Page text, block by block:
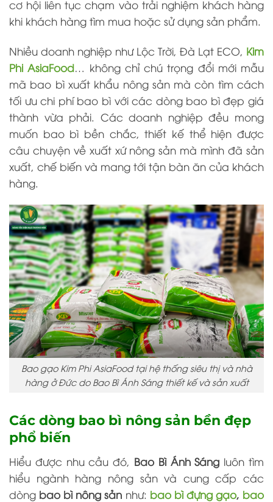
cơ hội liên tục chạm vào trải nghiệm khách hàng
khi khách hàng tìm mua hoặc sử dụng sản phẩm.
Nhiều doanh nghiệp như Lộc Trời, Đà Lạt ECO, Kim
Phi AsiaFood… không chỉ chú trọng đổi mới mẫu
mã bao bì xuất khẩu nông sản mà còn tìm cách
tối ưu chi phí bao bì vớicác dòng bao bì đẹp giá
thành vừa phải. Các doanh nghiệp đều mong
muốn bao bì bền chắc, thiết kế thể hiện được
câu chuyện về xuất xứ nông sản mà mình đã sản
xuất, chế biến và mang tới tận bàn ăn của khách
hàng.
Bao gạo Kim Phi AsiaFood tại hệ thống siêu thị và nhà
hàng ở Đức do Bao Bì Ánh Sáng thiết kế và sản xuất
Các dòng bao bì nông sản bền đẹp
phổ biến
Hiểu được nhu cầu đó, Bao Bì Ánh Sáng luôn tìm
hiểu ngành hàng nông sản và cung cấp các
dòng bao bì nông sản như: bao bì đựng gạo, bao